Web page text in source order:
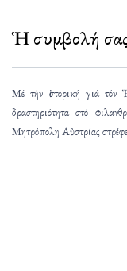
Ἡ συμβολή
Μέ τήν ἱστορική γιά τόν
δραστηριότητα στό
Μητρόπολη Αὐστρίας